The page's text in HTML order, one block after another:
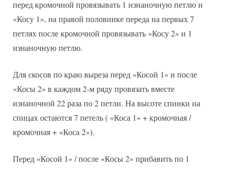
перед кромочной провязывать 1 изнаночную петлю и
«Косу 1», на правой половинке переда на первых 7
петлях после кромочной провязывать «Косу 2» и 1
изнаночную петлю.
Для скосов по краю выреза перед «Косой 1» и после
«Косы 2» в каждом 2-м ряду провязать вместе
изнаночной 22 раза по 2 петли. На высоте спинки на
спицах остаются 7 петель ( «Коса 1» + кромочная /
кромочная + «Коса 2»).
Перед «Косой 1» / после «Косы 2» прибавить по 1